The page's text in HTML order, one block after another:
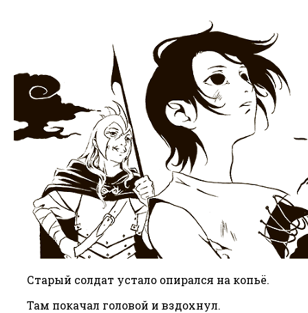
Старый солдат устало опирался на копьё.
Там покачал головой и вздохнул.